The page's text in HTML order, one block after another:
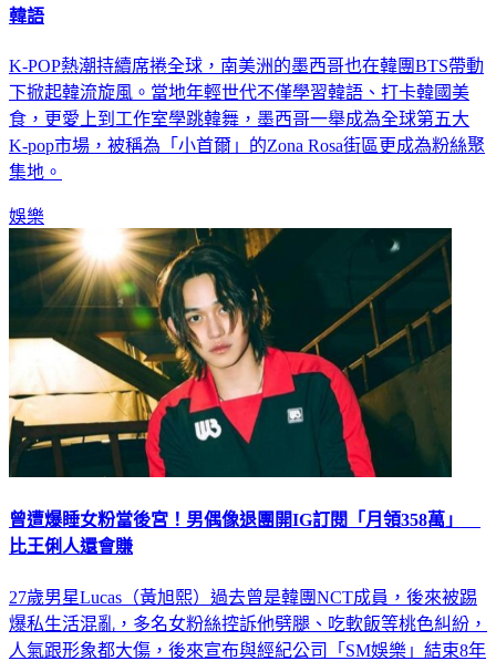
韓語
K-POP熱潮持續席捲全球，南美洲的墨西哥也在韓團BTS帶動
下掀起韓流旋風。當地年輕世代不僅學習韓語、打卡韓國美
食，更愛上到工作室學跳韓舞，墨西哥一舉成為全球第五大
K-pop市場，被稱為「小首爾」的Zona Rosa街區更成為粉絲聚
集地。
娛樂
曾遭爆睡女粉當後宮！男偶像退團開IG訂閱「月領358萬」
比王俐人還會賺
27歲男星Lucas（黃旭熙）過去曾是韓團NCT成員，後來被踢
爆私生活混亂，多名女粉絲控訴他劈腿、吃軟飯等桃色糾紛，
人氣跟形象都大傷，後來宣布與經紀公司「SM娛樂」結束8年